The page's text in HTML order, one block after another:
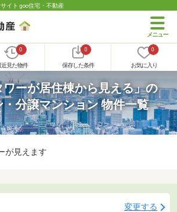
イト goo住宅・不動産
0
近見た物件
0
保存した条件
0
お気に入り
ーが居住棟から見える」の
分譲マンション 物件一覧
が見えます
変更する